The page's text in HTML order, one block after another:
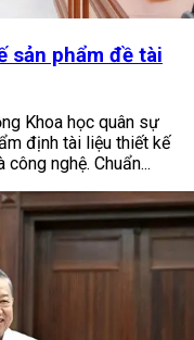
sản phẩm đề tài
Khoa học quân sự
định tài liệu thiết kế
nghệ. Chuẩn...